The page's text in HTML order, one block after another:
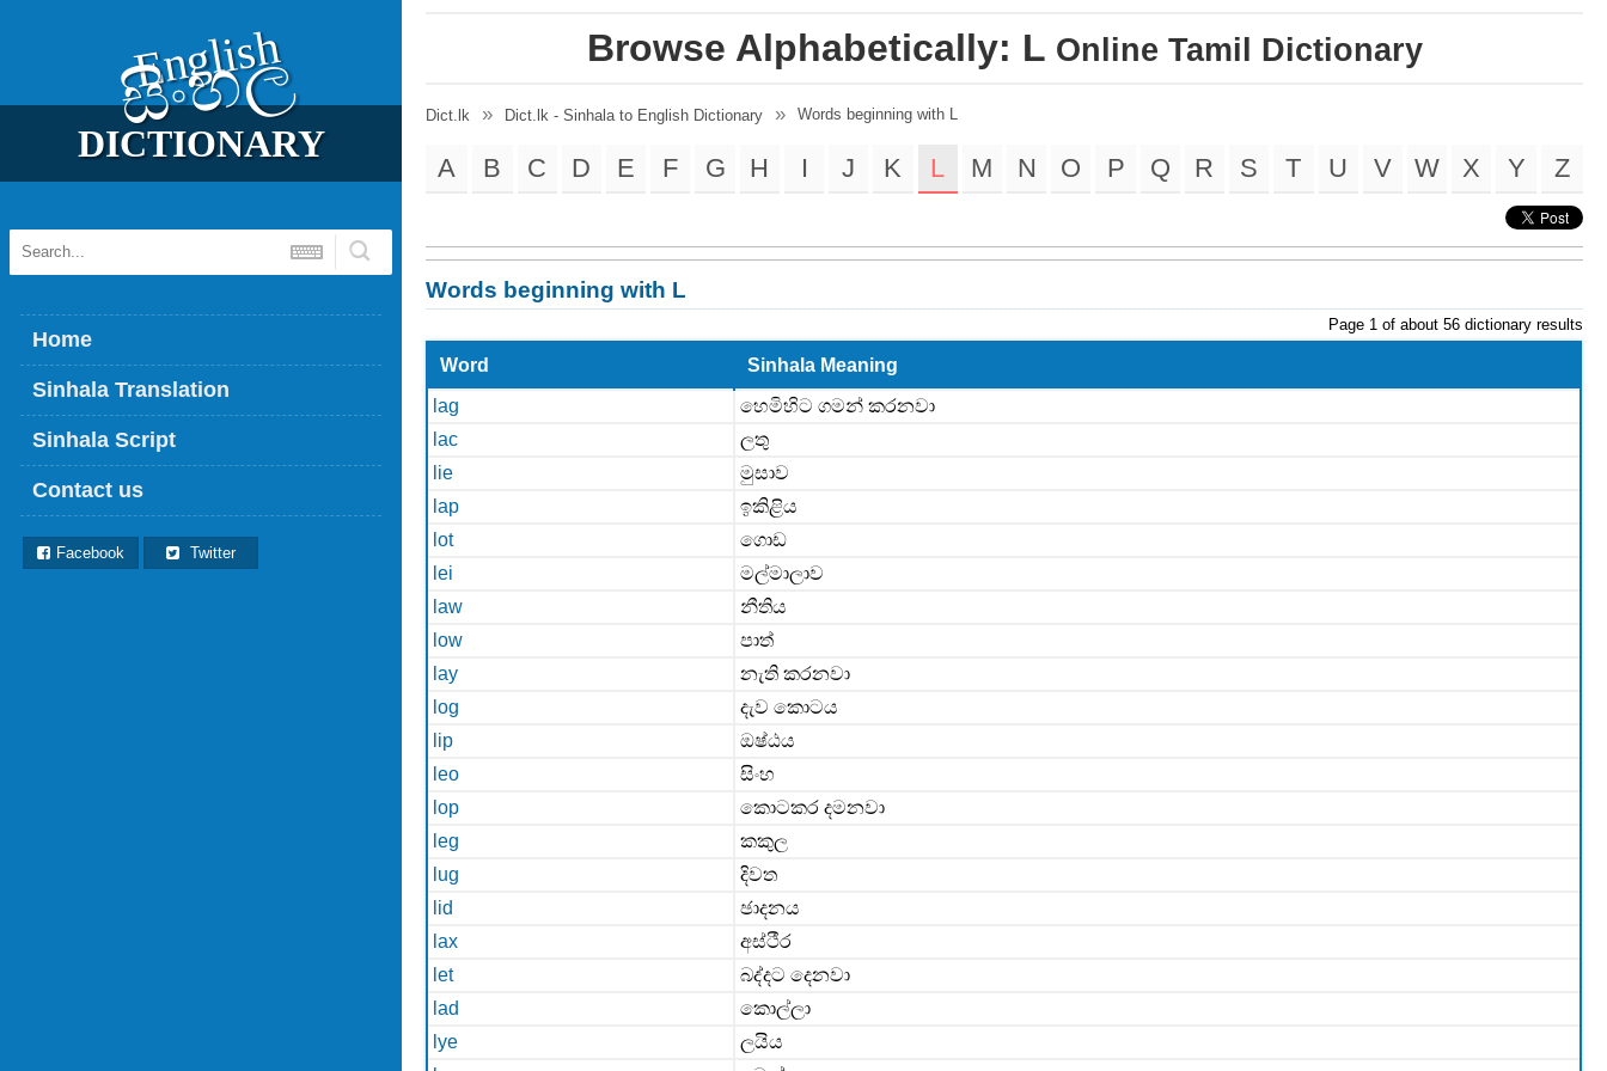
Browse Alphabetically: L Online Tamil Dictionary
Dict.lk Dict.lk - Sinhala to English Dictionary Words beginning with L
A B C D E F G H I J K L M N O P Q R S T U V W X Y Z
Words beginning with L
Page 1 of about 56 dictionary results
Word
Sinhala Meaning
lag
හෙමිහිට ගමන් කරනවා
lac
ලතු
lie
මුසාව
lap
ඉකිළිය
lot
ගොඩ
lei
මල්මාලාව
law
නීතිය
low
පාත්
lay
නැති කරනවා
log
දැව කොටය
lip
ඔෂ්ඨය
leo
සිංහ
lop
කොටකර දමනවා
leg
කකුල
lug
දිවත
lid
ඡාදනය
lax
අස්ථීර
let
බද්දට දෙනවා
lad
කොල්ලා
lye
ලයිය
English
සිංහල
DICTIONARY
Home
Sinhala Translation
Sinhala Script
Contact us
Facebook Twitter